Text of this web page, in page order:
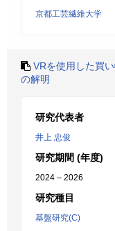
京都工芸繊維大学
VRを使用した買
の解明
研究代表者
井上 忠俊
研究期間 (年度)
2024 – 2026
研究種目
基盤研究(C)